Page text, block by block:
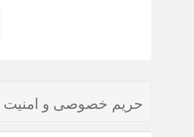
حریم خصوصی و امنیت